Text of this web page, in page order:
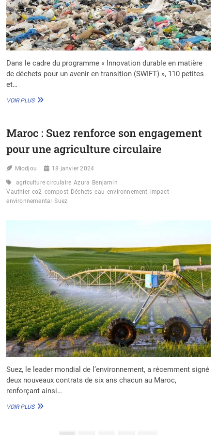
Dans le cadre du programme « Innovation durable en matière
de déchets pour un avenir en transition (SWIFT) », 110 petites
et…
VOIR PLUSKENYA
IKEA
5,1
DANS
GESTION
DES
DÉCHETS
LE
Maroc : Suez renforce son engagement
pour une agriculture circulaire
Miodjou 18 janvier 2024
agriculture circulaire Azura Benjamin
Vauthier co2 compost Déchets eau environnement impact
environnemental
Suez
Suez, le leader mondial de l’environnement, a récemment signé
deux nouveaux contrats de six ans chacun au Maroc,
renforçant ainsi…
VOIR PLUSMAROC